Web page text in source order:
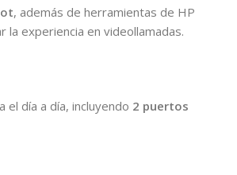
, además de herramientas de HP
la experiencia en videollamadas.
día a día, incluyendo 2 puertos